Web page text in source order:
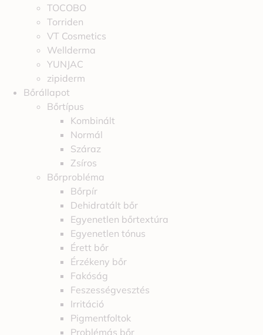
TOCOBO
Torriden
VT Cosmetics
Wellderma
YUNJAC
zipiderm
Bőrállapot
Bőrtípus
Kombinált
Normál
Száraz
Zsíros
Bőrprobléma
Bőrpír
Dehidratált bőr
Egyenetlen bőrtextúra
Egyenetlen tónus
Érett bőr
Érzékeny bőr
Fakóság
Feszességvesztés
Irritáció
Pigmentfoltok
Problémás bőr